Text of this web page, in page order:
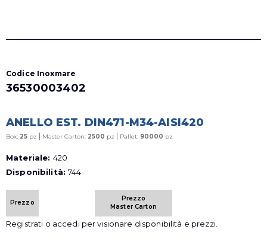
Codice Inoxmare
36530003402
ANELLO EST. DIN471-M34-AISI420
Box: 25 pz | Master Carton: 2500 pz | Pallet: 90000 pz
Materiale: 420
Disponibilità:744
Prezzo
Prezzo
Master Carton
Registrati o accedi per visionare disponibilità e prezzi.